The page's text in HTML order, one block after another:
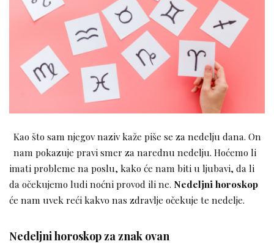
Kao što sam njegov naziv kaže piše se za nedelju dana. On
nam pokazuje pravi smer za narednu nedelju. Hoćemo li
imati probleme na poslu, kako će nam biti u ljubavi, da li
da očekujemo ludi noćni provod ili ne. Nedeljni horoskop
će nam uvek reći kakvo nas zdravlje očekuje te nedelje.
Nedeljni horoskop za znak ovan